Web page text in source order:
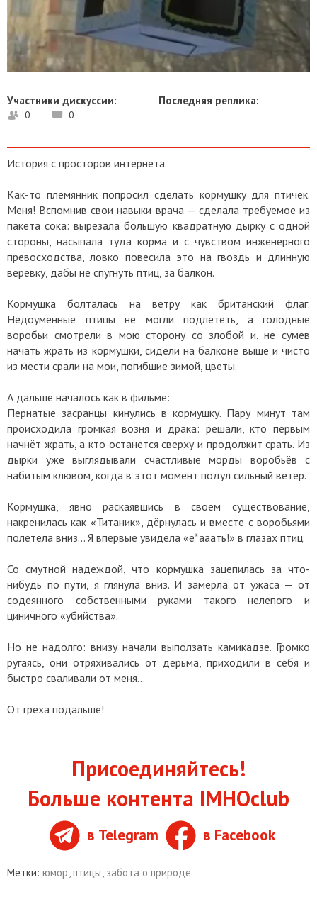
Участники дискуссии:
0 0
Последняя реплика:
История с просторов интернета.
Как-то племянник попросил сделать кормушку для птичек.
Меня! Вспомнив свои навыки врача — сделала требуемое из
пакета сока: вырезала большую квадратную дырку с одной
стороны, насыпала туда корма и с чувством инженерного
превосходства, ловко повесила это на гвоздь и длинную
верёвку, дабы не спугнуть птиц, за балкон.
Кормушка болталась на ветру как британский флаг.
Недоумённые птицы не могли подлететь, а голодные
воробьи смотрели в мою сторону со злобой и, не сумев
начать жрать из кормушки, сидели на балконе выше и чисто
из мести срали на мои, погибшие зимой, цветы.
А дальше началось как в фильме:
Пернатые засранцы кинулись в кормушку. Пару минут там
происходила громкая возня и драка: решали, кто первым
начнёт жрать, а кто останется сверху и продолжит срать. Из
дырки уже выглядывали счастливые морды воробьёв с
набитым клювом, когда в этот момент подул сильный ветер.
Кормушка, явно раскаявшись в своём существование,
накренилась как «Титаник», дёрнулась и вместе с воробьями
полетела вниз... Я впервые увидела «е*ааать!» в глазах птиц.
Со смутной надеждой, что кормушка зацепилась за что-
нибудь по пути, я глянула вниз. И замерла от ужаса — от
содеянного собственными руками такого нелепого и
циничного «убийства».
Но не надолго: внизу начали выползать камикадзе. Громко
ругаясь, они отряхивались от дерьма, приходили в себя и
быстро сваливали от меня...
От греха подальше!
Присоединяйтесь!
Больше контента IMHOclub
в Telegram в Facebook
Метки: юмор,птицы, забота о природе